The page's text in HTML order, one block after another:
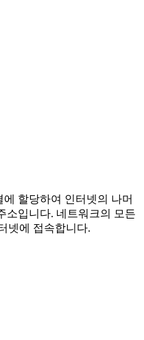
할당하여 인터넷의 나머
소입니다. 네트워크의 모든
넷에 접속합니다.